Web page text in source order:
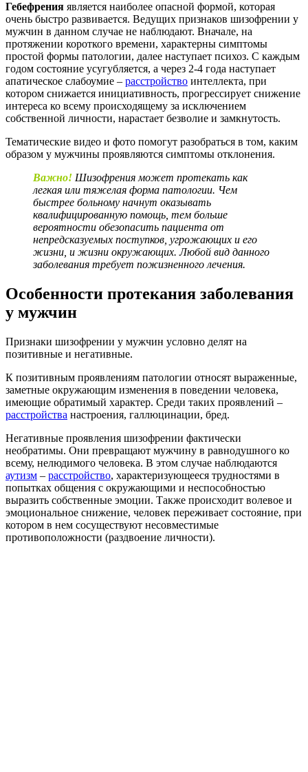
Гебефрения является наиболее опасной формой, которая
очень быстро развивается. Ведущих признаков шизофрении у
мужчин в данном случае не наблюдают. Вначале, на
протяжении короткого времени, характерны симптомы
простой формы патологии, далее наступает психоз. С каждым
годом состояние усугубляется, а через 2-4 года наступает
апатическое слабоумие – расстройство интеллекта, при
котором снижается инициативность, прогрессирует снижение
интереса ко всему происходящему за исключением
собственной личности, нарастает безволие и замкнутость.
Тематические видео и фото помогут разобраться в том, каким
образом у мужчины проявляются симптомы отклонения.
Важно! Шизофрения может протекать как
легкая или тяжелая форма патологии. Чем
быстрее больному начнут оказывать
квалифицированную помощь, тем больше
вероятности обезопасить пациента от
непредсказуемых поступков, угрожающих и его
жизни, и жизни окружающих. Любой вид данного
заболевания требует пожизненного лечения.
Особенности протекания заболевания
у мужчин
Признаки шизофрении у мужчин условно делят на
позитивные и негативные.
К позитивным проявлениям патологии относят выраженные,
заметные окружающим изменения в поведении человека,
имеющие обратимый характер. Среди таких проявлений –
расстройства настроения, галлюцинации, бред.
Негативные проявления шизофрении фактически
необратимы. Они превращают мужчину в равнодушного ко
всему, нелюдимого человека. В этом случае наблюдаются
аутизм – расстройство, характеризующееся трудностями в
попытках общения с окружающими и неспособностью
выразить собственные эмоции. Также происходит волевое и
эмоциональное снижение, человек переживает состояние, при
котором в нем сосуществуют несовместимые
противоположности (раздвоение личности).